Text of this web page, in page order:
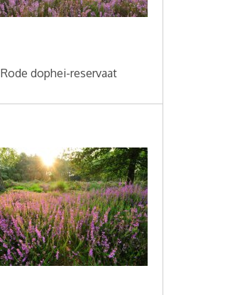
Rode dophei-reservaat